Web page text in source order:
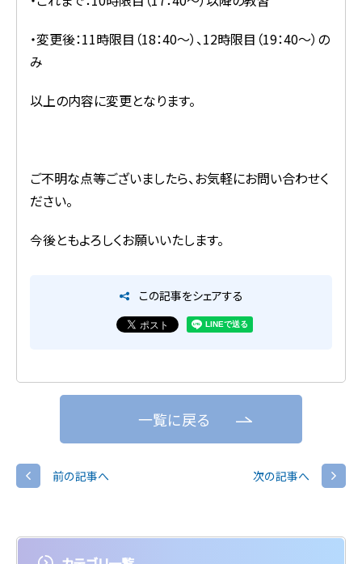
・変更後：11時限目（18：40～）、12時限目（19：40～）の
み
以上の内容に変更となります。
ご不明な点等ございましたら、お気軽にお問い合わせく
ださい。
今後ともよろしくお願いいたします。
この記事をシェアする
一覧に戻る
前の記事へ 次の記事へ